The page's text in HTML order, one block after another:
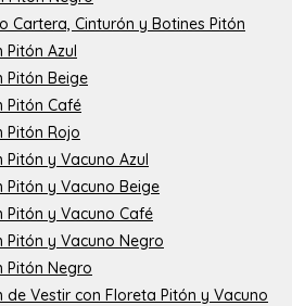
Cartera, Cinturón y Botines Pitón
Pitón Azul
Pitón Beige
Pitón Café
Pitón Rojo
Pitón y Vacuno Azul
Pitón y Vacuno Beige
Pitón y Vacuno Café
Pitón y Vacuno Negro
Pitón Negro
de Vestir con Floreta Pitón y Vacuno